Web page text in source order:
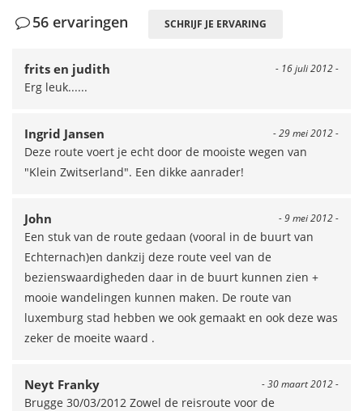
56 ervaringen SCHRIJF JE ERVARING
- 16 juli 2012 -
frits en judith
Erg leuk......
- 29 mei 2012 -
Ingrid Jansen
Deze route voert je echt door de mooiste wegen van
"Klein Zwitserland". Een dikke aanrader!
- 9 mei 2012 -
John
Een stuk van de route gedaan (vooral in de buurt van
Echternach)en dankzij deze route veel van de
bezienswaardigheden daar in de buurt kunnen zien +
mooie wandelingen kunnen maken. De route van
luxemburg stad hebben we ook gemaakt en ook deze was
zeker de moeite waard .
- 30 maart 2012 -
Neyt Franky
Brugge 30/03/2012 Zowel de reisroute voor de